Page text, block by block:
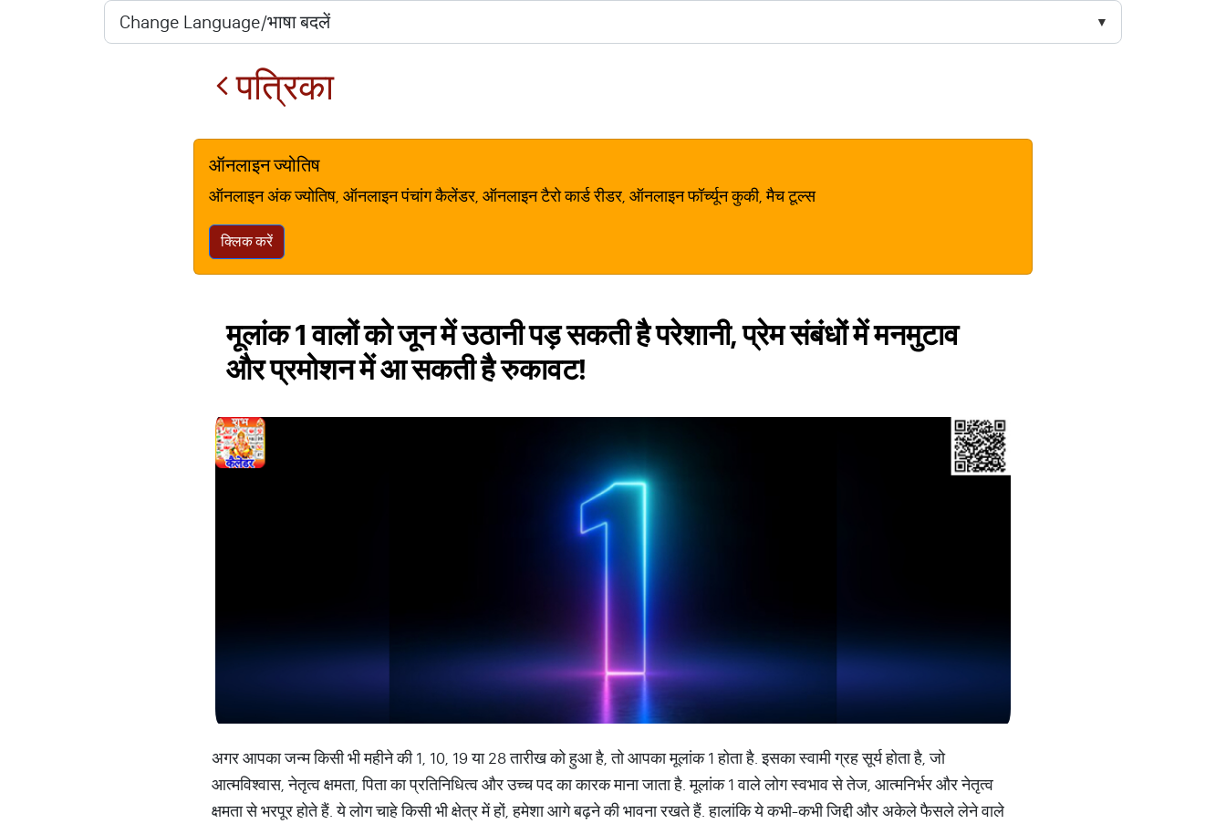
पत्रिका
ऑनलाइन ज्योतिष
ऑनलाइन अंक ज्योतिष, ऑनलाइन पंचांग कैलेंडर, ऑनलाइन टैरो कार्ड रीडर, ऑनलाइन फॉर्च्यून कुकी, मैच टूल्स
क्लिक करें
मूलांक 1 वालों को जून में उठानी पड़ सकती है परेशानी, प्रेम संबंधों में मनमुटाव
और प्रमोशन में आ सकती है रुकावट!
अगर आपका जन्म किसी भी महीने की 1, 10, 19 या 28 तारीख को हुआ है, तो आपका मूलांक 1 होता है. इसका स्वामी ग्रह सूर्य होता है, जो
आत्मविश्वास, नेतृत्व क्षमता, पिता का प्रतिनिधित्व और उच्च पद का कारक माना जाता है. मूलांक 1 वाले लोग स्वभाव से तेज, आत्मनिर्भर और नेतृत्व
क्षमता से भरपूर होते हैं. ये लोग चाहे किसी भी क्षेत्र में हों, हमेशा आगे बढ़ने की भावना रखते हैं. हालांकि ये कभी-कभी जिद्दी और अकेले फैसले लेने वाले